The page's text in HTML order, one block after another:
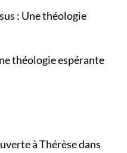
: Une théologie
théologie espérante
à Thérèse dans